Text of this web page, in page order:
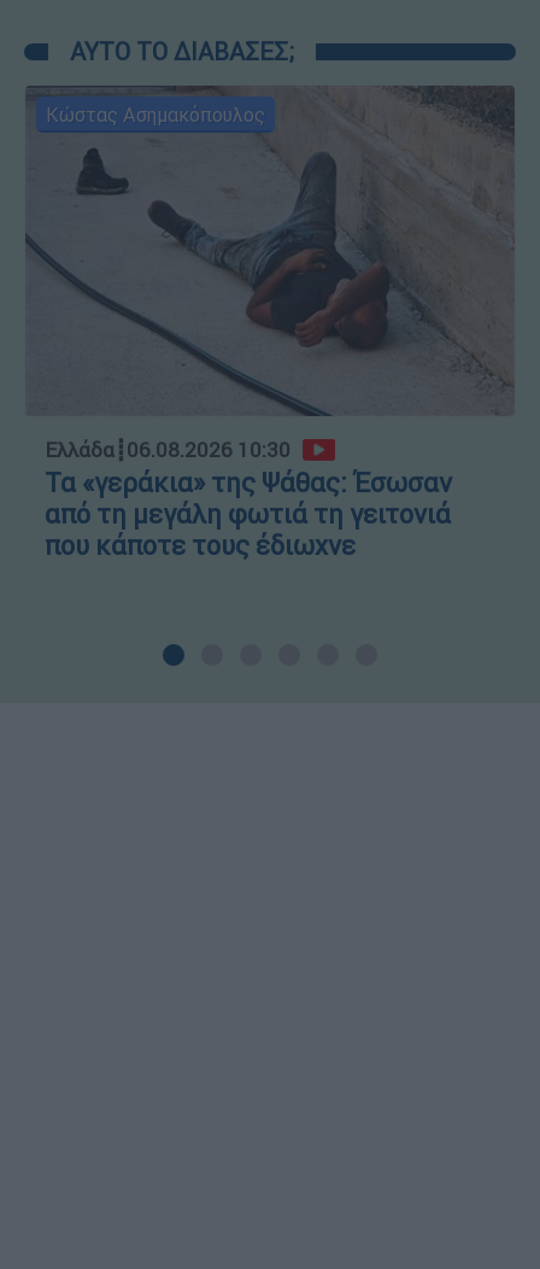
ΑΥΤΟ ΤΟ ΔΙΑΒΑΣΕΣ;
Κώστας Ασημακόπουλος
Ελλάδα┋06.08.2026 10:30
Τα «γεράκια» της Ψάθας: Έσωσαν
από τη μεγάλη φωτιά τη γειτονιά
που κάποτε τους έδιωχνε